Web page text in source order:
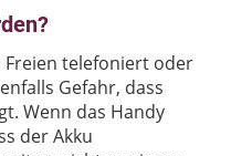
Freien telefoniert oder
Gefahr, dass
Wenn das Handy
der Akku